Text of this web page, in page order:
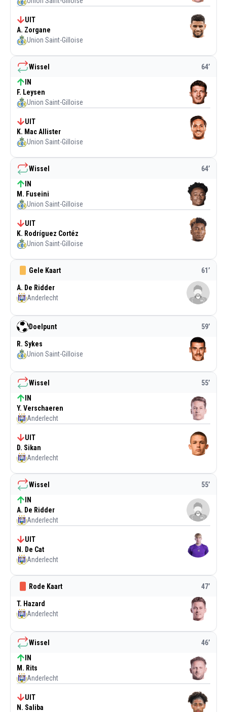
Wissel 46’
IN
M. Rits
Anderlecht
UIT
N. Saliba
Rode Kaart 47’
T. Hazard
Anderlecht
Wissel 55’
IN
A. De Ridder
Anderlecht
UIT
N. De Cat
Anderlecht
Wissel 55’
IN
Y. Verschaeren
Anderlecht
UIT
D. Sikan
Anderlecht
Doelpunt 59’
R. Sykes
Union Saint-Gilloise
Gele Kaart 61’
A. De Ridder
Anderlecht
Wissel 64’
IN
M. Fuseini
Union Saint-Gilloise
UIT
K. Rodríguez Cortéz
Union Saint-Gilloise
Wissel 64’
IN
F. Leysen
Union Saint-Gilloise
UIT
K. Mac Allister
Union Saint-Gilloise
UIT
A. Zorgane
Union Saint-Gilloise